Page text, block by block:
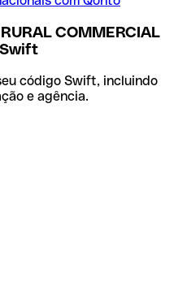
COMMERCIAL
Swift
código Swift, incluindo
e agência.